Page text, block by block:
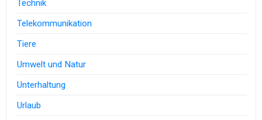
Technik
Telekommunikation
Tiere
Umwelt und Natur
Unterhaltung
Urlaub